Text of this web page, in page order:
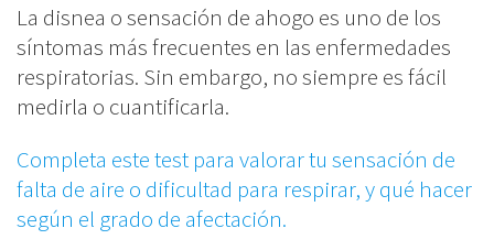
Módulo 6:
Tabaquismo
2
Módulo 7: Nutrición 1
La disnea o sensación de ahogo es uno de los
síntomas más frecuentes en las enfermedades
respiratorias. Sin embargo, no siempre es fácil
medirla o cuantificarla.
Completa este test para valorar tu sensación de
falta de aire o dificultad para respirar, y qué hacer
según el grado de afectación.
Alternative:
Información de contacto
Madrid 28045
Teléfono:(+34) 91 822 78 74